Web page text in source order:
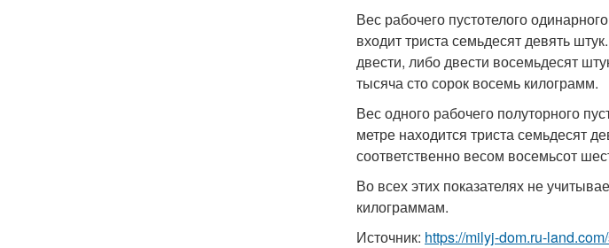
Вес рабочего пустотелого
входит триста семьдесят девять
двести, либо двести восемьдесят
тысяча сто сорок восемь килограмм.
Вес одного рабочего полуторного
метре находится триста семьдесят
соответственно весом восемьсот
Во всех этих показателях не
килограммам.
Источник: https://milyj-dom.ru-